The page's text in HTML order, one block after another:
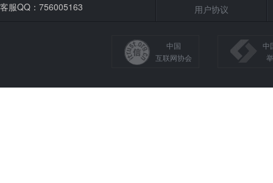
客服QQ：756005163
用户协议
中国
互联网协会
中